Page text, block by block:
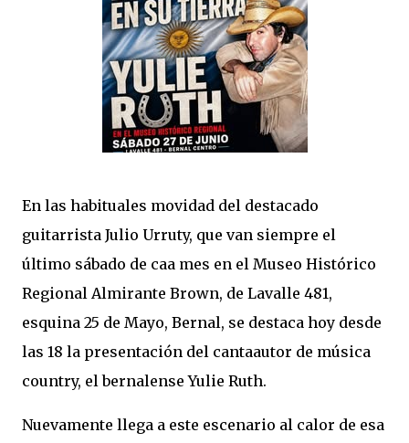
En las habituales movidad del destacado
guitarrista Julio Urruty, que van siempre el
último sábado de caa mes en el Museo Histórico
Regional Almirante Brown, de Lavalle 481,
esquina 25 de Mayo, Bernal, se destaca hoy desde
las 18 la presentación del cantaautor de música
country, el bernalense Yulie Ruth.
Nuevamente llega a este escenario al calor de esa